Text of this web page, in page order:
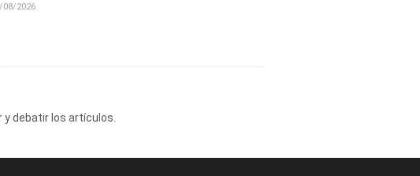
2026
debatir los artículos.